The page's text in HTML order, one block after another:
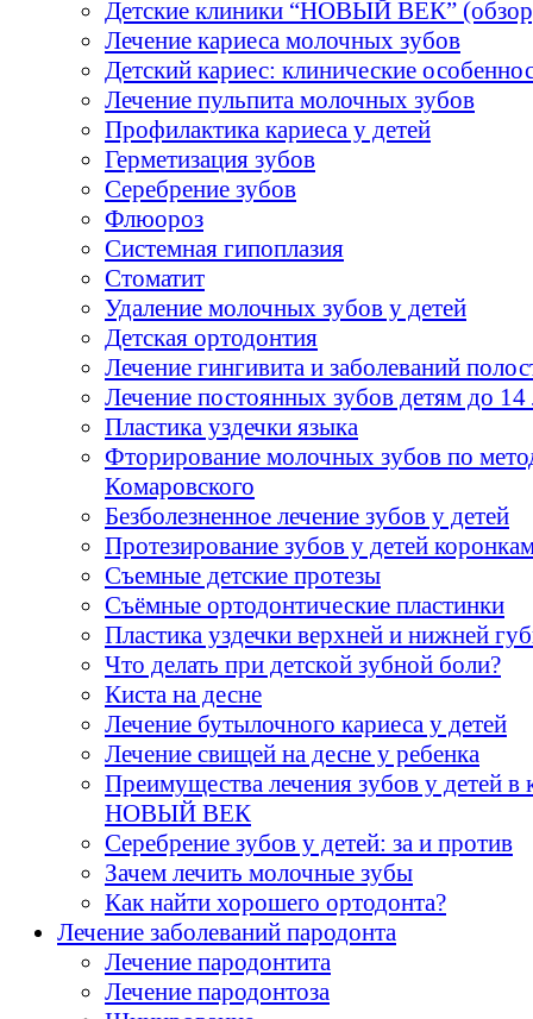
Детские клиники “НОВЫЙ ВЕК”
Лечение кариеса молочных зубов
Детский кариес: клинические
Лечение пульпита молочных зубов
Профилактика кариеса у детей
Герметизация зубов
Серебрение зубов
Флюороз
Системная гипоплазия
Стоматит
Удаление молочных зубов у детей
Детская ортодонтия
Лечение гингивита и заболеваний
Лечение постоянных зубов детям до 14
Пластика уздечки языка
Фторирование молочных зубов по
Комаровского
Безболезненное лечение зубов у детей
Протезирование зубов у детей
Съемные детские протезы
Cъёмные ортодонтические пластинки
Пластика уздечки верхней и нижней
Что делать при детской зубной боли?
Киста на десне
Лечение бутылочного кариеса у детей
Лечение свищей на десне у ребенка
Преимущества лечения зубов у детей в
НОВЫЙ ВЕК
Серебрение зубов у детей: за и против
Зачем лечить молочные зубы
Как найти хорошего ортодонта?
Лечение заболеваний пародонта
Лечение пародонтита
Лечение пародонтоза